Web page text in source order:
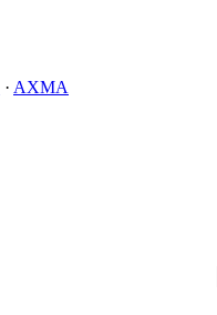
· AXMA